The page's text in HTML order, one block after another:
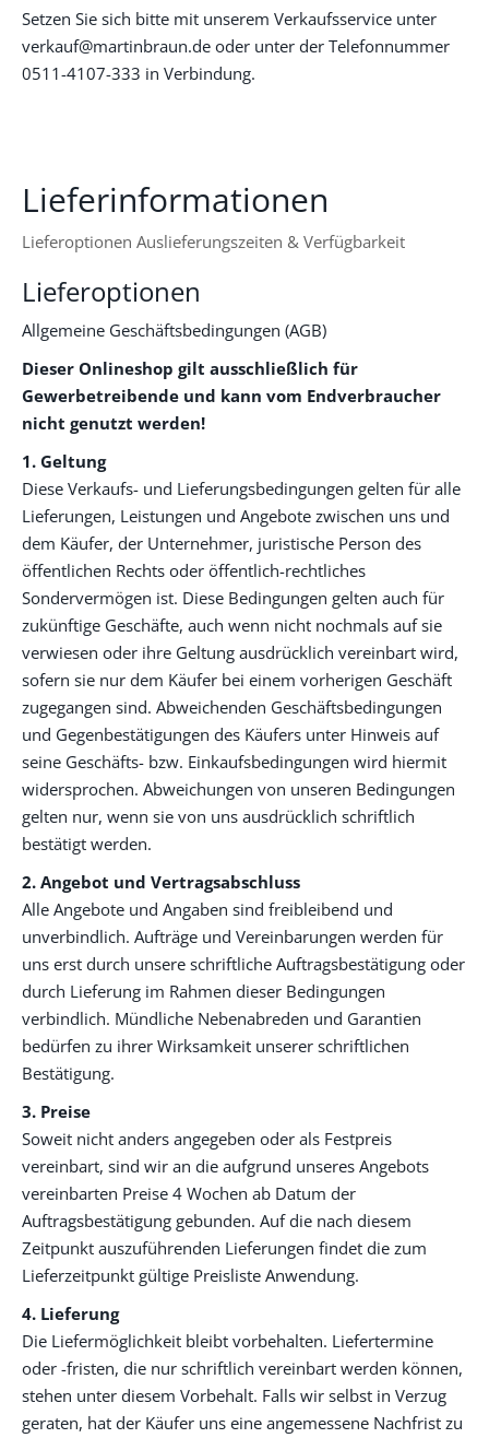
Setzen Sie sich bitte mit unserem Verkaufsservice unter
verkauf@martinbraun.de oder unter der Telefonnummer
0511-4107-333 in Verbindung.
Lieferinformationen
Lieferoptionen Auslieferungszeiten & Verfügbarkeit
Lieferoptionen
Allgemeine Geschäftsbedingungen (AGB)
Dieser Onlineshop gilt ausschließlich für
Gewerbetreibende und kann vom Endverbraucher
nicht genutzt werden!
1. Geltung
Diese Verkaufs- und Lieferungsbedingungen gelten für alle
Lieferungen, Leistungen und Angebote zwischen uns und
dem Käufer, der Unternehmer, juristische Person des
öffentlichen Rechts oder öffentlich-rechtliches
Sondervermögen ist. Diese Bedingungen gelten auch für
zukünftige Geschäfte, auch wenn nicht nochmals auf sie
verwiesen oder ihre Geltung ausdrücklich vereinbart wird,
sofern sie nur dem Käufer bei einem vorherigen Geschäft
zugegangen sind. Abweichenden Geschäftsbedingungen
und Gegenbestätigungen des Käufers unter Hinweis auf
seine Geschäfts- bzw. Einkaufsbedingungen wird hiermit
widersprochen. Abweichungen von unseren Bedingungen
gelten nur, wenn sie von uns ausdrücklich schriftlich
bestätigt werden.
2. Angebot und Vertragsabschluss
Alle Angebote und Angaben sind freibleibend und
unverbindlich. Aufträge und Vereinbarungen werden für
uns erst durch unsere schriftliche Auftragsbestätigung oder
durch Lieferung im Rahmen dieser Bedingungen
verbindlich. Mündliche Nebenabreden und Garantien
bedürfen zu ihrer Wirksamkeit unserer schriftlichen
Bestätigung.
3. Preise
Soweit nicht anders angegeben oder als Festpreis
vereinbart, sind wir an die aufgrund unseres Angebots
vereinbarten Preise 4 Wochen ab Datum der
Auftragsbestätigung gebunden. Auf die nach diesem
Zeitpunkt auszuführenden Lieferungen findet die zum
Lieferzeitpunkt gültige Preisliste Anwendung.
4. Lieferung
Die Liefermöglichkeit bleibt vorbehalten. Liefertermine
oder -fristen, die nur schriftlich vereinbart werden können,
stehen unter diesem Vorbehalt. Falls wir selbst in Verzug
geraten, hat der Käufer uns eine angemessene Nachfrist zu